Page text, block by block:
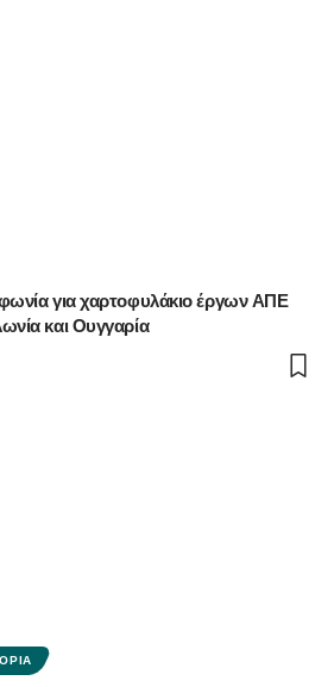
για χαρτοφυλάκιο έργων ΑΠΕ
και Ουγγαρία